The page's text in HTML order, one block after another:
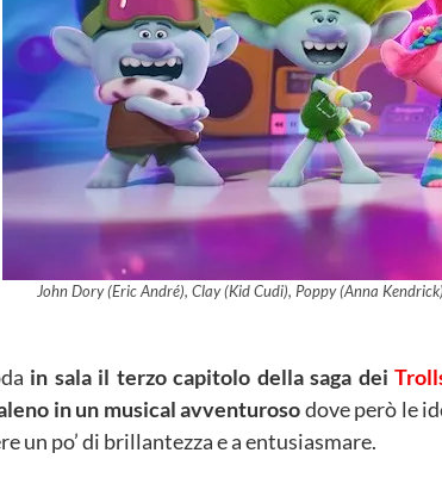
John Dory (Eric André), Clay (Kid Cudi), Poppy (Anna
in sala il terzo capitolo della saga dei
in un musical avventurosodove però le
un po’ di brillantezza e a entusiasmare.